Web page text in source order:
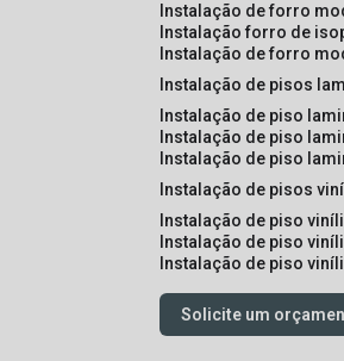
instalação de forro
instalação forro de
instalação de forro
instalação de pisos
instalação de piso
instalação de piso
instalação de piso
instalação de pisos
instalação de piso
instalação de piso
instalação de piso
Solicite um